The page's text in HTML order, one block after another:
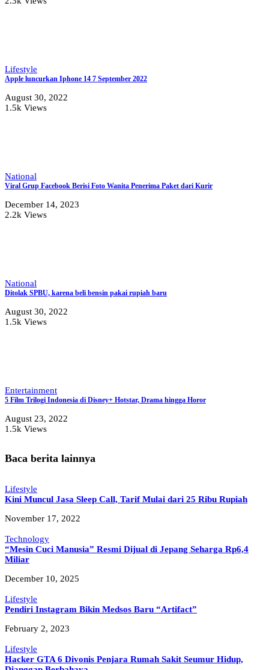
Lifestyle
Apple luncurkan Iphone 14 7 September 2022
August 30, 2022
1.5k Views
National
Viral Grup Facebook Berisi Foto Wanita Penerima Paket dari Kurir
December 14, 2023
2.2k Views
National
Ditolak SPBU, karena beli bensin pakai rupiah baru
August 30, 2022
1.5k Views
Entertainment
5 Film Trilogi Indonesia di Disney+ Hotstar, Drama hingga Horor
August 23, 2022
1.5k Views
Baca berita lainnya
Lifestyle
Kini Muncul Jasa Sleep Call, Tarif Mulai dari 25 Ribu Rupiah
November 17, 2022
Technology
“Mesin Cuci Manusia” Resmi Dijual di Jepang Seharga Rp6,4
Miliar
December 10, 2025
Lifestyle
Pendiri Instagram Bikin Medsos Baru “Artifact”
February 2, 2023
Lifestyle
Hacker GTA 6 Divonis Penjara Rumah Sakit Seumur Hidup,